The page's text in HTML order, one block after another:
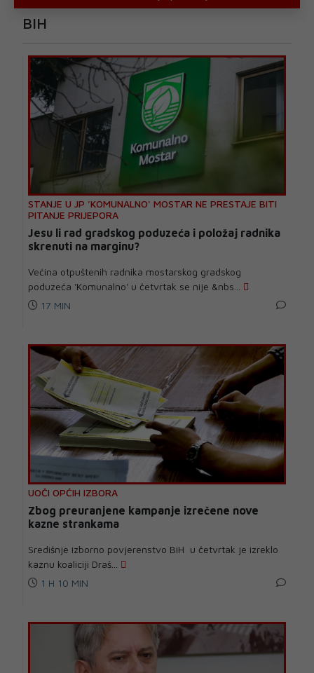
BIH
STANJE U JP 'KOMUNALNO' MOSTAR NE PRESTAJE BITI
PITANJE PRIJEPORA
Jesu li rad gradskog poduzeća i položaj radnika
skrenuti na marginu?
Većina otpuštenih radnika mostarskog gradskog
poduzeća 'Komunalno' u četvrtak se nije &nbs...
17 MIN
UOČI OPĆIH IZBORA
Zbog preuranjene kampanje izrečene nove
kazne strankama
Središnje izborno povjerenstvo BiH u četvrtak je izreklo
kaznu koaliciji Draš...
1 H 10 MIN